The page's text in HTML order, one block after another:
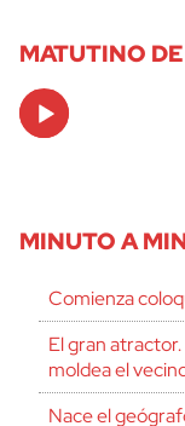
MATUTINO
Audio
Player
MINUTO A
Comienza
El gran
moldea el
Nace el